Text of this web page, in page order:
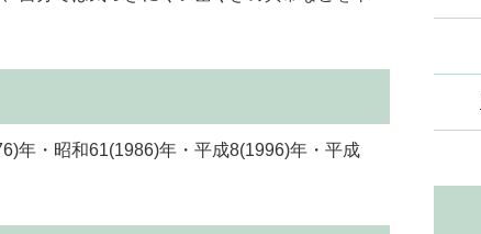
年・昭和61(1986)年・平成8(1996)年・平成